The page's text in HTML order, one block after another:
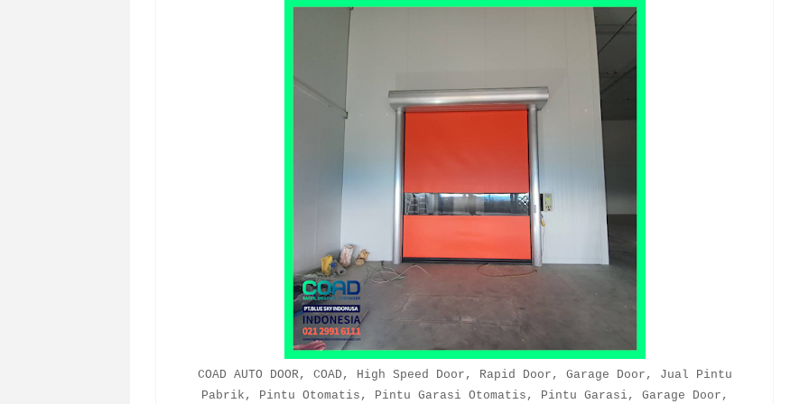
COAD AUTO DOOR, COAD, High Speed Door, Rapid Door, Garage Door, Jual Pintu
Pabrik, Pintu Otomatis, Pintu Garasi Otomatis, Pintu Garasi, Garage Door,